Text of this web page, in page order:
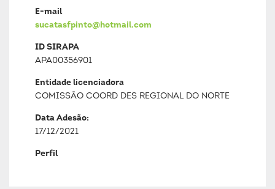
E-mail
sucatasfpinto@hotmail.com
ID SIRAPA
APA00356901
Entidade licenciadora
COMISSÃO COORD DES REGIONAL DO NORTE
Data Adesão:
17/12/2021
Perfil